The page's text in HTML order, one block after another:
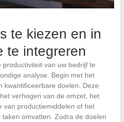
te kiezen en in
te integreren
van uw bedrijf te
analyse. Begin met het
kwantificeerbare doelen. Deze
verhogen van de omzet, het
van productiemiddelen of het
omvatten. Zodra de doelen